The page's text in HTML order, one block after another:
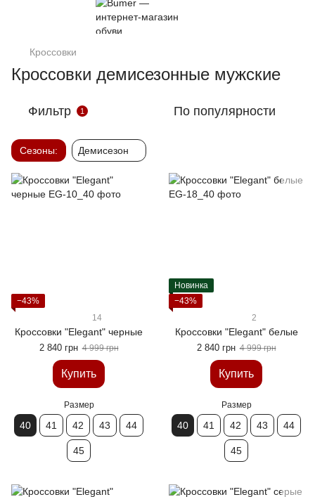
Кроссовки
Кроссовки демисезонные мужские
Фильтр 1 По популярности
Сезоны: Демисезон
−43%
14
Кроссовки "Elegant" черные
2 840 грн 4 999 грн
Купить
Размер
40 41 42 43 44
45
Новинка
−43%
2
Кроссовки "Elegant" белые
2 840 грн 4 999 грн
Купить
Размер
40 41 42 43 44
45